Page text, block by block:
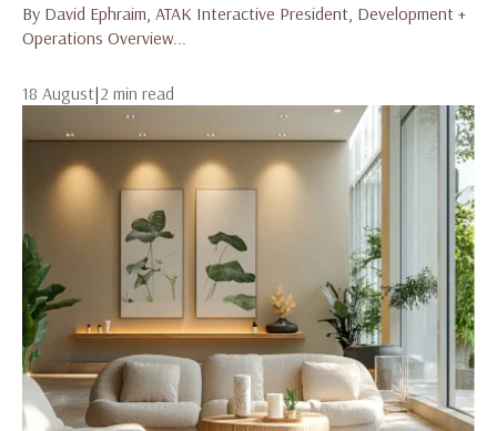
By David Ephraim, ATAK Interactive President, Development +
Operations Overview...
18 August|2 min read